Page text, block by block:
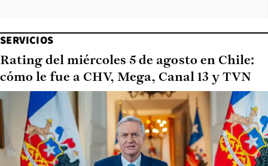
SERVICIOS
Rating del miércoles 5 de agosto en Chile:
cómo le fue a CHV, Mega, Canal 13 y TVN